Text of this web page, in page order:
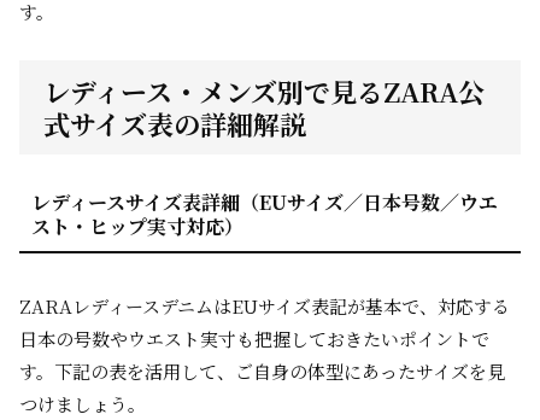
す。
レディース・メンズ別で見るZARA公
式サイズ表の詳細解説
レディースサイズ表詳細（EUサイズ／日本号数／ウエ
スト・ヒップ実寸対応）
ZARAレディースデニムはEUサイズ表記が基本で、対応する
日本の号数やウエスト実寸も把握しておきたいポイントで
す。下記の表を活用して、ご自身の体型にあったサイズを見
つけましょう。